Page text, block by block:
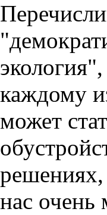
каждому
может
решениях,
нас